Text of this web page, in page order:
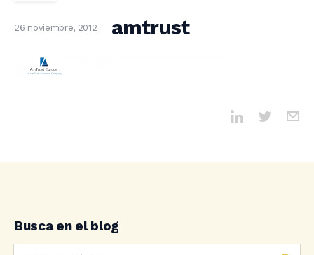
26 noviembre, 2012 amtrust
Busca en el blog